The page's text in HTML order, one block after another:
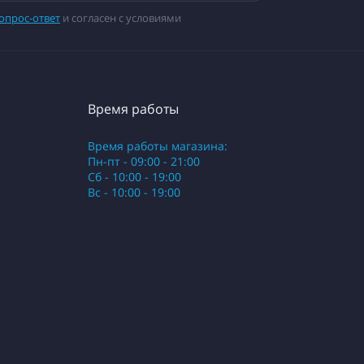
ответ и согласен с условиями
Время работы
Время работы магазина:
Пн-пт - 09:00 - 21:00
Сб - 10:00 - 19:00
Вс - 10:00 - 19:00